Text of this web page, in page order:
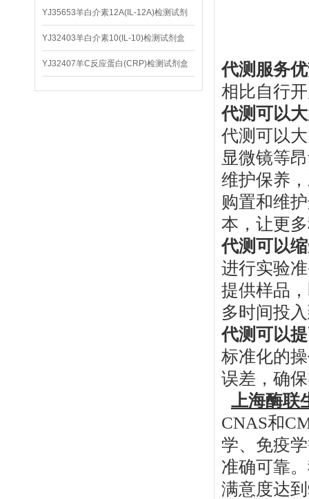
盒
YJ35653羊白介素12A(IL-12A)检测试剂
盒
YJ32403羊白介素10(IL-10)检测试剂盒
YJ32407羊C反应蛋白(CRP)检测试剂盒
代测服务
相比自行
代测可以
代测可以
显微镜等
维护保养
购置和维
本，让更
代测可以
进行实验
提供样品
多时间投
代测可以
标准化的
误差，确
上海酶联
CNAS和
学、免疫
准确可靠
满意度达